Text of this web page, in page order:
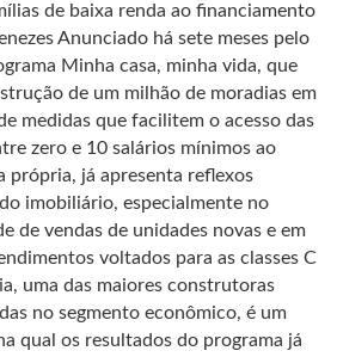
de baixa renda ao financiamento
Anunciado há sete meses pelo
Minha casa, minha vida, que
de um milhão de moradias em
medidas que facilitem o acesso das
zero e 10 salários mínimos ao
própria, já apresenta reflexos
imobiliário, especialmente no
de vendas de unidades novas e em
voltados para as classes C
uma das maiores construtoras
no segmento econômico, é um
qual os resultados do programa já